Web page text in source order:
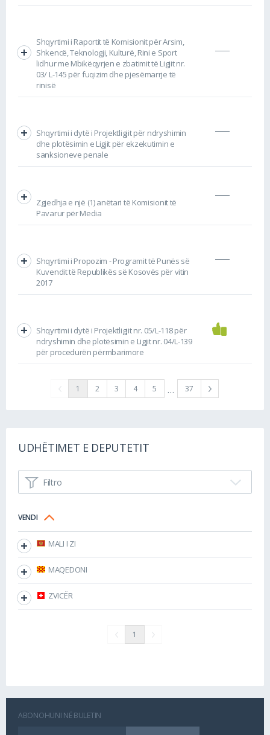
Shqyrtimi i Raportit të Komisionit për Arsim,
Shkencë, Teknologji, Kulturë, Rini e Sport
lidhur me Mbikëqyrjen e zbatimit të Ligjit nr.
03/ L-145 për fuqizim dhe pjesëmarrje të
rinisë
Shqyrtimi i dytë i Projektligjit për ndryshimin
dhe plotësimin e Ligjit për ekzekutimin e
sanksioneve penale
Zgjedhja e një (1) anëtari të Komisionit të
Pavarur për Media
Shqyrtimi i Propozim - Programit të Punës së
Kuvendit të Republikës së Kosovës për vitin
2017
Shqyrtimi i dytë i Projektligjit nr. 05/L-118 për
ndryshimin dhe plotësimin e Ligjit nr. 04/L-139
për procedurën përmbarimore
1 2 3 4 5 … 37
UDHËTIMET E DEPUTETIT
Filtro
VENDI
MALI I ZI
MAQEDONI
ZVICËR
1
ABONOHUNI NË BULETIN